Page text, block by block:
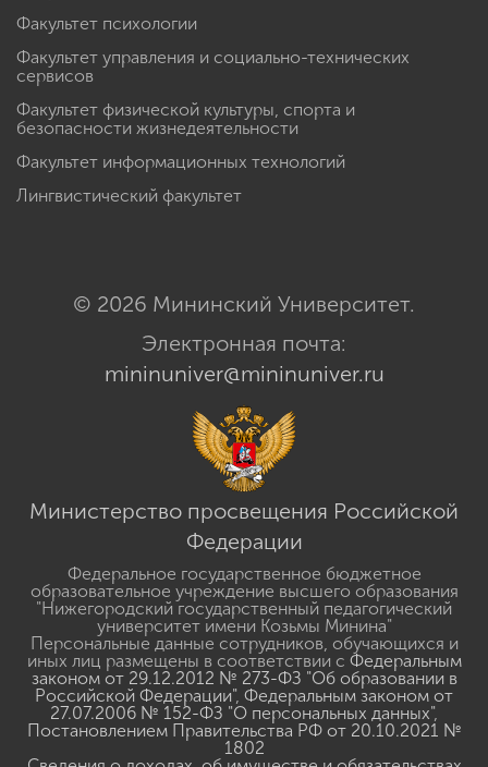
Факультет психологии
Факультет управления и социально-технических
сервисов
Факультет физической культуры, спорта и
безопасности жизнедеятельности
Факультет информационных технологий
Лингвистический факультет
© 2026 Мининский Университет.
Электронная почта:
mininuniver@mininuniver.ru
Министерство просвещения Российской
Федерации
Федеральное государственное бюджетное
образовательное учреждение высшего образования
"Нижегородский государственный педагогический
университет имени Козьмы Минина"
Персональные данные сотрудников, обучающихся и
иных лиц размещены в соответствии с Федеральным
законом от 29.12.2012 № 273-ФЗ "Об образовании в
Российской Федерации", Федеральным законом от
27.07.2006 № 152-ФЗ "О персональных данных",
Постановлением Правительства РФ от 20.10.2021 №
1802